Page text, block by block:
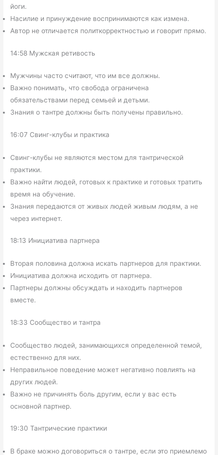
йоги.
Насилие и принуждение воспринимаются как измена.
Автор не отличается политкорректностью и говорит прямо.
14:58 Мужская ретивость
Мужчины часто считают, что им все должны.
Важно понимать, что свобода ограничена
обязательствами перед семьей и детьми.
Знания о тантре должны быть получены правильно.
16:07 Свинг-клубы и практика
Свинг-клубы не являются местом для тантрической
практики.
Важно найти людей, готовых к практике и готовых тратить
время на обучение.
Знания передаются от живых людей живым людям, а не
через интернет.
18:13 Инициатива партнера
Вторая половина должна искать партнеров для практики.
Инициатива должна исходить от партнера.
Партнеры должны обсуждать и находить партнеров
вместе.
18:33 Сообщество и тантра
Сообщество людей, занимающихся определенной темой,
естественно для них.
Неправильное поведение может негативно повлиять на
других людей.
Важно не причинять боль другим, если у вас есть
основной партнер.
19:30 Тантрические практики
В браке можно договориться о тантре, если это приемлемо